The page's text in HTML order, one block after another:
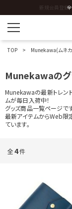
N
R
S
新規会員登録
TOP Munekawa(ムネ
Munekawaのグ
Munekawaの最新トレン
ムが毎日入荷中！
グッズ商品一覧ページです
最新アイテムからWeb限
ています。
全4件